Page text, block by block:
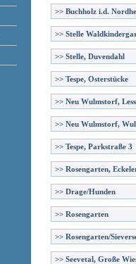
>> Buchholz i.d.
>> Stelle
>> Stelle, Duvendahl
>> Tespe, Osterstücke
>> Neu Wulmstorf,
>> Neu Wulmstorf,
>> Tespe, Parkstraße 3
>> Rosengarten,
>> Drage/Hunden
>> Rosengarten
>> Rosengarten/
>> Seevetal, Große